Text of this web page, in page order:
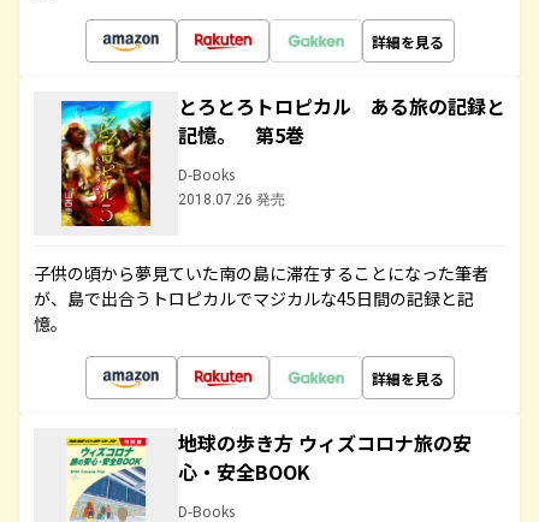
詳細を見る
とろとろトロピカル ある旅の記録と
記憶。 第5巻
D-Books
2018.07.26 発売
子供の頃から夢見ていた南の島に滞在することになった筆者
が、島で出合うトロピカルでマジカルな45日間の記録と記
憶。
詳細を見る
地球の歩き方 ウィズコロナ旅の安
心・安全BOOK
D-Books